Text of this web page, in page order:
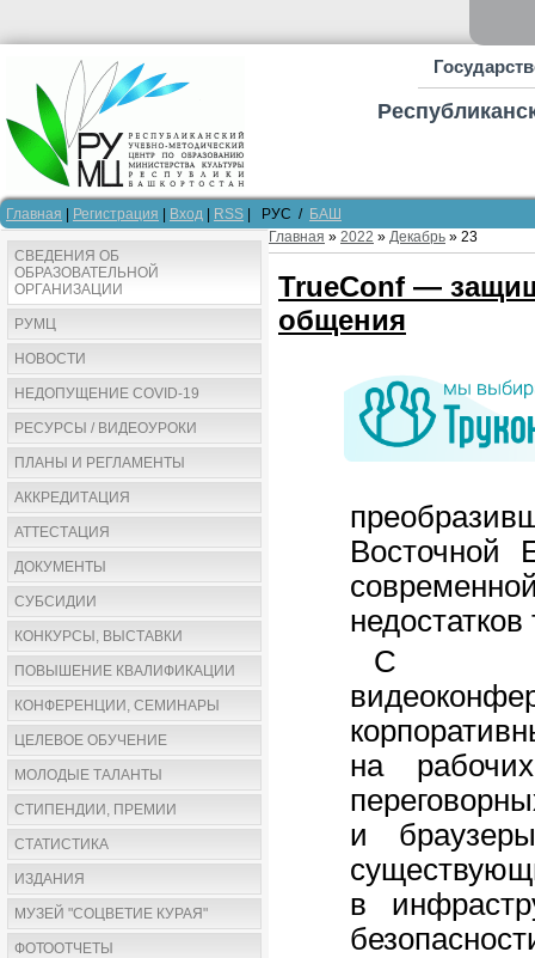
Главная Регистрация Вход RSS | РУС / БАШ
СВЕДЕНИЯ ОБ
ОБРАЗОВАТЕЛЬНОЙ
ОРГАНИЗАЦИИ
РУМЦ
НОВОСТИ
НЕДОПУЩЕНИЕ COVID-19
РЕСУРСЫ / ВИДЕОУРОКИ
ПЛАНЫ И РЕГЛАМЕНТЫ
АККРЕДИТАЦИЯ
АТТЕСТАЦИЯ
ДОКУМЕНТЫ
СУБСИДИИ
КОНКУРСЫ, ВЫСТАВКИ
ПОВЫШЕНИЕ КВАЛИФИКАЦИИ
КОНФЕРЕНЦИИ, СЕМИНАРЫ
ЦЕЛЕВОЕ ОБУЧЕНИЕ
МОЛОДЫЕ ТАЛАНТЫ
СТИПЕНДИИ, ПРЕМИИ
СТАТИСТИКА
ИЗДАНИЯ
МУЗЕЙ "СОЦВЕТИЕ КУРАЯ"
ФОТООТЧЕТЫ
Главная » 2022 » Декабрь » 23
TrueConf —
общения
Восточной
C
на
и
в